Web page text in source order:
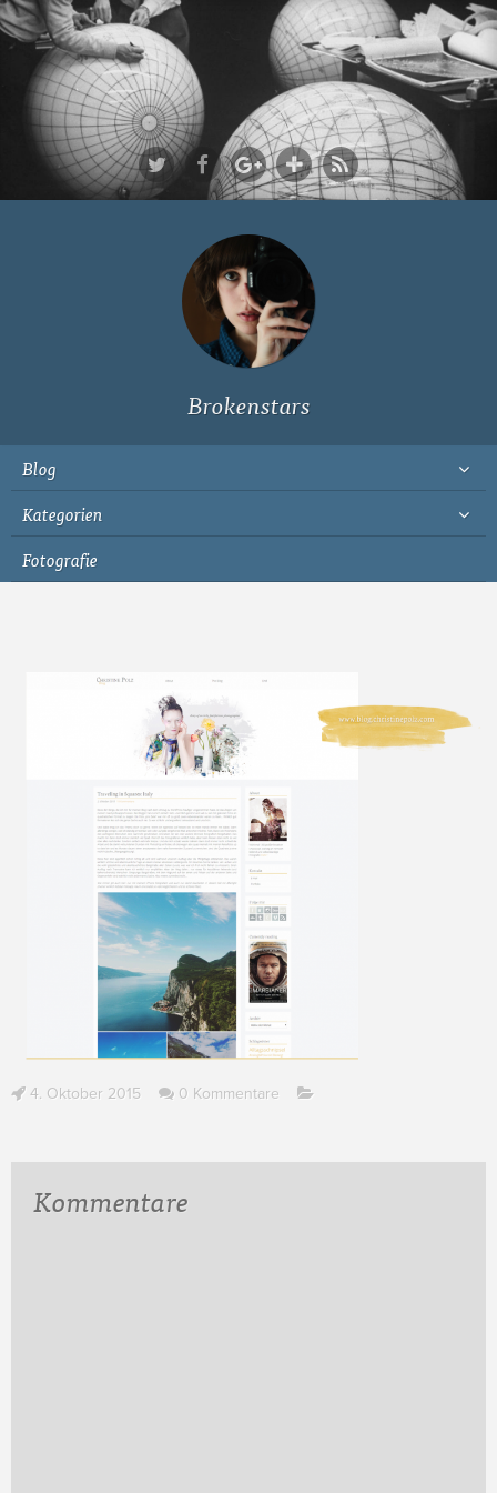
Ich bin Fyn,
23, und
wohne in
Köln
Brokenstars
Blog
Kategorien
Fotografie
4. Oktober 2015 0 Kommentare
Kommentare